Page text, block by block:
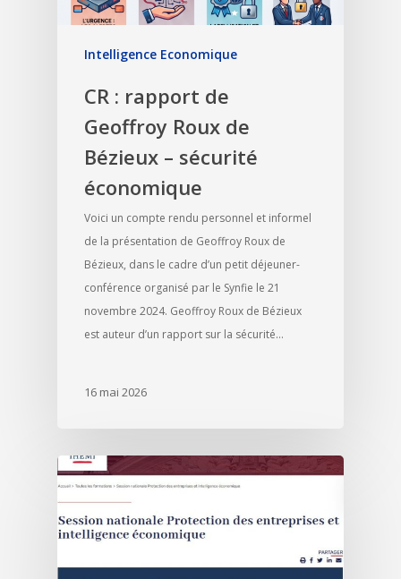
Intelligence Economique
CR : rapport de
Geoffroy Roux de
Bézieux – sécurité
économique
Voici un compte rendu personnel et informel
de la présentation de Geoffroy Roux de
Bézieux, dans le cadre d’un petit déjeuner-
conférence organisé par le Synfie le 21
novembre 2024. Geoffroy Roux de Bézieux
est auteur d’un rapport sur la sécurité…
16 mai 2026